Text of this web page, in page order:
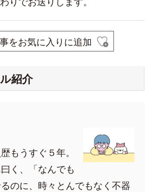
をお気に入りに追加
紹介
もうすぐ５年。
く、「なんでも
のに、時々とんでもなく不器